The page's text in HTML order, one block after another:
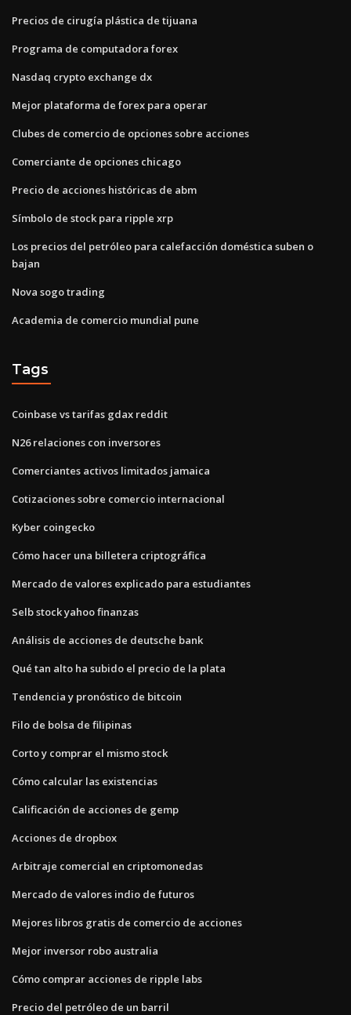
Precios de cirugía plástica de tijuana
Programa de computadora forex
Nasdaq crypto exchange dx
Mejor plataforma de forex para operar
Clubes de comercio de opciones sobre acciones
Comerciante de opciones chicago
Precio de acciones históricas de abm
Símbolo de stock para ripple xrp
Los precios del petróleo para calefacción doméstica suben o
bajan
Nova sogo trading
Academia de comercio mundial pune
Tags
Coinbase vs tarifas gdax reddit
N26 relaciones con inversores
Comerciantes activos limitados jamaica
Cotizaciones sobre comercio internacional
Kyber coingecko
Cómo hacer una billetera criptográfica
Mercado de valores explicado para estudiantes
Selb stock yahoo finanzas
Análisis de acciones de deutsche bank
Qué tan alto ha subido el precio de la plata
Tendencia y pronóstico de bitcoin
Filo de bolsa de filipinas
Corto y comprar el mismo stock
Cómo calcular las existencias
Calificación de acciones de gemp
Acciones de dropbox
Arbitraje comercial en criptomonedas
Mercado de valores indio de futuros
Mejores libros gratis de comercio de acciones
Mejor inversor robo australia
Cómo comprar acciones de ripple labs
Precio del petróleo de un barril